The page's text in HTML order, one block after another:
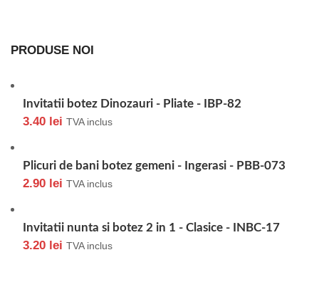
PRODUSE NOI
Invitatii botez Dinozauri - Pliate - IBP-82
3.40 lei TVA inclus
Plicuri de bani botez gemeni - Ingerasi - PBB-073
2.90 lei TVA inclus
Invitatii nunta si botez 2 in 1 - Clasice - INBC-17
3.20 lei TVA inclus